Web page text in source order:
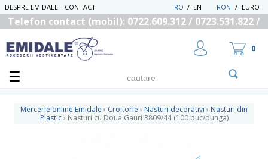
DESPRE EMIDALE CONTACT RON / EURO
EN
/
RO
Telefon contact (mobil): 0722.609.312 / 0723.531.822 /
RECUPEREAZA PAROLA
0
Mercerie online Emidale › Croitorie › Nasturi decorativi › Nasturi din
Plastic › Nasturi cu Doua Gauri 3809/44 (100 buc/punga)